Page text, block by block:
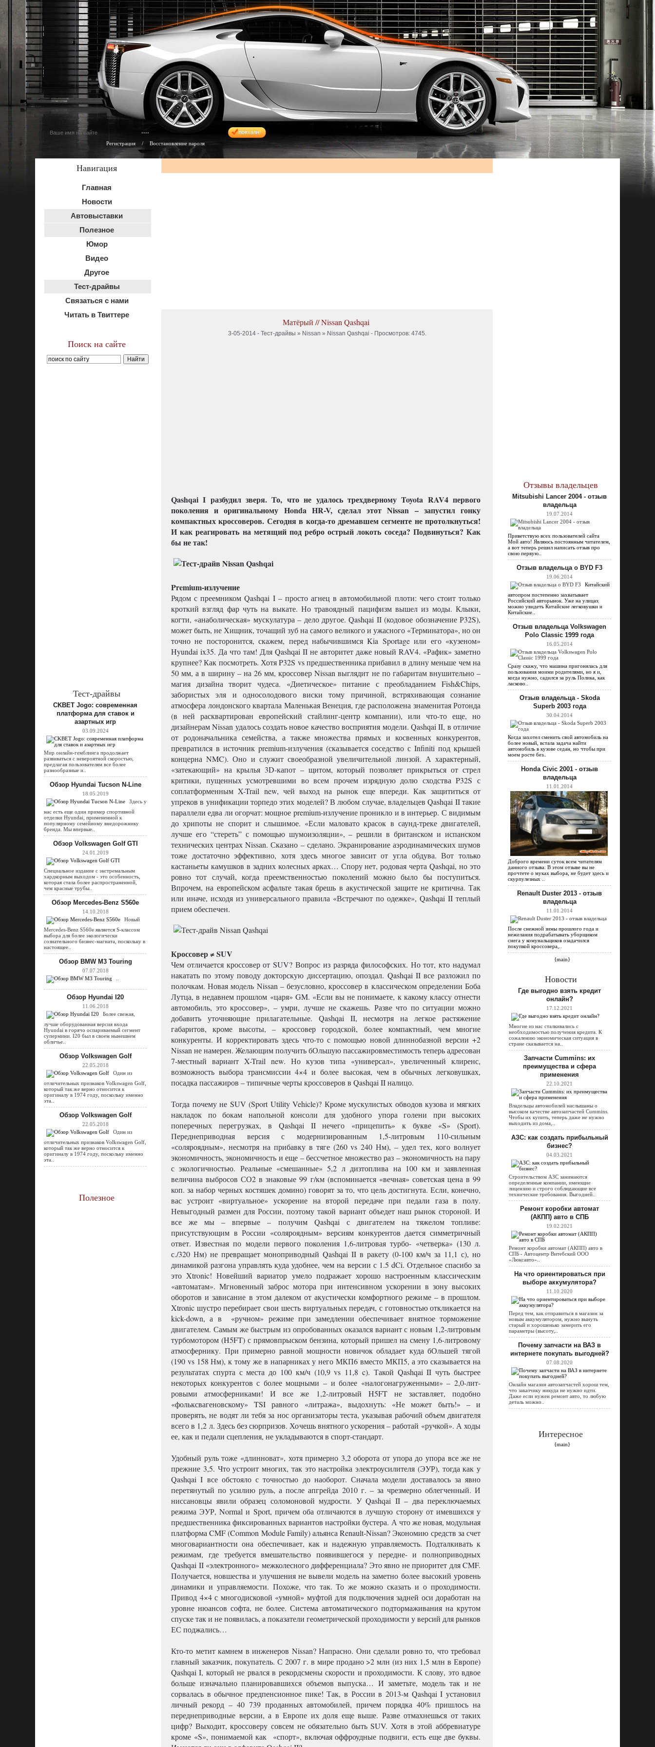
Регистрация / Восстановление пароля
Навигация
Главная
Новости
Автовыставки
Полезное
Юмор
Видео
Другое
Тест-драйвы
Связаться с нами
Читать в Твиттере
Поиск на сайте
Тест-драйвы
CKBET Jogo: современная
платформа для ставок и
азартных игр
03.09.2024
Мир онлайн-гемблинга продолжает
развиваться с невероятной скоростью,
предлагая пользователям все более
разнообразные и..
Обзор Hyundai Tucson N-Line
18.05.2019
Здесь у
нас есть еще один пример спортивной
отделки Hyundai, примененной к
популярному семейному внедорожнику
бренда. Мы впервые..
Обзор Volkswagen Golf GTI
24.01.2019
Специальное издание с экстремальным
хардкорным выходом - это особенность,
которая стала более распространенной,
чем красные трубы..
Обзор Mercedes-Benz S560e
14.10.2018
Новый
Mercedes-Benz S560e является S-классом
выбора для более экологически
сознательного бизнес-магната, поскольку в
настоящее..
Обзор BMW M3 Touring
07.07.2018
Обзор Hyundai I20
11.06.2018
Более свежая,
лучше оборудованная версия входа
Hyundai в горячо оспариваемый сегмент
супермини. I20 был в своем нынешнем
обличье..
Обзор Volkswagen Golf
22.05.2018
Один из
отличительных признаков Volkswagen Golf,
который так же верно относится к
оригиналу в 1974 году, поскольку именно
эта..
Обзор Volkswagen Golf
22.05.2018
Один из
отличительных признаков Volkswagen Golf,
который так же верно относится к
оригиналу в 1974 году, поскольку именно
эта..
Полезное
Матёрый // Nissan Qashqai
3-05-2014 - Тест-драйвы » Nissan » Nissan Qashqai - Просмотров: 4745.
Qashqai I разбудил зверя. То, что не удалось трехдверному Toyota RAV4 первого
поколения и оригинальному Honda HR-V, сделал этот Nissan – запустил гонку
компактных кроссоверов. Сегодня в когда-то дремавшем сегменте не протолкнуться!
И как реагировать на метящий под ребро острый локоть соседа? Подвинуться? Как
бы не так!
Premium-излучение
Рядом с преемником Qashqai I – просто агнец в автомобильной плоти: чего стоит только
кроткий взгляд фар чуть на выкате. Но травоядный пацифизм вышел из моды. Клыки,
когти, «анаболическая» мускулатура – дело другое. Qashqai II (кодовое обозначение Р32S),
может быть, не Хищник, точащий зуб на самого великого и ужасного «Терминатора», но он
точно не посторонится, скажем, перед набычившимся Kia Sportage или его «кузеном»
Hyundai ix35. Да что там! Для Qashqai II не авторитет даже новый RAV4. «Рафик» заметно
крупнее? Как посмотреть. Хотя P32S vs предшественника прибавил в длину меньше чем на
50 мм, а в ширину – на 26 мм, кроссовер Nissan выглядит не по габаритам внушительно –
магия дизайна творит чудеса. «Диетическое» питание с преобладанием Fish&Chips,
забористых эля и односолодового виски тому причиной, встряхивающая сознание
атмосфера лондонского квартала Маленькая Венеция, где расположена знаменитая Ротонда
(в ней расквартирован европейский стайлинг-центр компании), или что-то еще, но
дизайнерам Nissan удалось создать новое качество восприятия модели. Qashqai II, в отличие
от родоначальника семейства, а также множества прямых и косвенных конкурентов,
превратился в источник premium-излучения (сказывается соседство с Infiniti под крышей
концерна NMC). Оно и служит своеобразной увеличительной линзой. А характерный,
«затекающий» на крылья 3D-капот – щитом, который позволяет прикрыться от стрел
критики, пущенных усмотревшими во всем прочем изрядную долю сходства P32S с
соплатформенным X-Trail new, чей выход на рынок еще впереди. Как защититься от
упреков в унификации торпедо этих моделей? В любом случае, владельцев Qashqai II такие
параллели едва ли огорчат: мощное premium-излучение проникло и в интерьер. С видимым
до хрипоты не спорит и слышимое. «Если маловато красок в саунд-треке двигателей,
лучше его “стереть” с помощью шумоизоляции», – решили в британском и испанском
технических центрах Nissan. Сказано – сделано. Экранирование аэродинамических шумов
тоже достаточно эффективно, хотя здесь многое зависит от угла обдува. Вот только
кастаньеты камушков в задних колесных арках… Спору нет, родовая черта Qashqai, но это
ровно тот случай, когда преемственностью поколений можно было бы поступиться.
Впрочем, на европейском асфальте такая брешь в акустической защите не критична. Так
или иначе, исходя из универсального правила «Встречают по одежке», Qashqai II теплый
прием обеспечен.
Кроссовер ≠ SUV
Чем отличается кроссовер от SUV? Вопрос из разряда философских. Но тот, кто надумал
накатать по этому поводу докторскую диссертацию, опоздал. Qashqai II все разложил по
полочкам. Новая модель Nissan – безусловно, кроссовер в классическом определении Боба
Лутца, в недавнем прошлом «царя» GM. «Если вы не понимаете, к какому классу отнести
автомобиль, это кроссовер», – умри, лучше не скажешь. Разве что по ситуации можно
добавить уточняющие прилагательные. Qashqai II, несмотря на легкое растяжение
габаритов, кроме высоты, – кроссовер городской, более компактный, чем многие
конкуренты. И корректировать здесь что-то с помощью новой длиннобазной версии +2
Nissan не намерен. Желающим получить бОльшую пассажировместимость теперь адресован
7-местный вариант X-Trail new. Но кузов типа «универсал», увеличенный клиренс,
возможность выбора трансмиссии 4×4 и более высокая, чем в обычных легковушках,
посадка пассажиров – типичные черты кроссоверов в Qashqai II налицо.
Тогда почему не SUV (Sport Utility Vehicle)? Кроме мускулистых обводов кузова и мягких
накладок по бокам напольной консоли для удобного упора голени при высоких
поперечных перегрузках, в Qashqai II нечего «прицепить» к букве «S» (Sport).
Переднеприводная версия с модернизированным 1,5-литровым 110-сильным
«соляроядным», несмотря на прибавку в тяге (260 vs 240 Нм), – удел тех, кого волнует
экономичность, экономичность и еще – бессчетное множество раз – экономичность на пару
с экологичностью. Реальные «смешанные» 5,2 л дизтоплива на 100 км и заявленная
величина выбросов СО2 в знаковые 99 г/км (вспоминается «вечная» советская цена в 99
коп. за набор черных костяшек домино) говорят за то, что цель достигнута. Если, конечно,
вас устроит «виртуальное» ускорение на второй передаче при педали газа в полу.
Невыгодный размен для России, поэтому такой вариант объедет наш рынок стороной. И
все же мы – впервые – получим Qashqai с двигателем на тяжелом топливе:
присутствующим в России «соляроядным» версиям конкурентов дается симметричный
ответ. Известная по модели первого поколения 1,6-литровая турбо- «четверка» (130 л.
с./320 Нм) не превращает моноприводный Qashqai II в ракету (0-100 км/ч за 11,1 с), но
динамикой разгона управлять куда удобнее, чем на версии с 1.5 dCi. Отдельное спасибо за
это Xtronic! Новейший вариатор умело подражает хорошо настроенным классическим
«автоматам». Мгновенный заброс мотора при интенсивном ускорении в зону высоких
оборотов и зависание в этом далеком от акустически комфортного режиме – в прошлом.
Xtronic шустро перебирает свои шесть виртуальных передач, с готовностью откликается на
kick-down, а в «ручном» режиме при замедлении обеспечивает внятное торможение
двигателем. Самым же быстрым из опробованных оказался вариант с новым 1,2-литровым
турбомотором (H5FT) с прямовпрыском бензина, который пришел на смену 1,6-литровому
атмосфернику. При примерно равной мощности новичок обладает куда бОльшей тягой
(190 vs 158 Нм), к тому же в напарниках у него МКП6 вместо МКП5, а это сказывается на
результатах спурта с места до 100 км/ч (10,9 vs 11,8 c). Такой Qashqai II чуть быстрее
некоторых конкурентов с более мощными – и более «налогонагруженными» – 2,0-лит-
ровыми атмосферниками! И все же 1,2-литровый H5FT не заставляет, подобно
«фольксвагеновскому» TSI равного «литража», выдохнуть: «Не может быть!» – и
проверять, не водят ли тебя за нос организаторы теста, указывая рабочий объем двигателя
всего в 1,2 л. Здесь без сюрпризов. Хочешь внятного ускорения – работай «ручкой». А ходы
ее, как и педали сцепления, не укладываются в спорт-стандарт.
Удобный руль тоже «длинноват», хотя примерно 3,2 оборота от упора до упора все же не
прежние 3,5. Что устроит многих, так это настройка электроусилителя (ЭУР), тогда как у
Qashqai I все обстояло с точностью до наоборот. Сначала модели доставалось за явно
перетянутый по усилию руль, а после апгрейда 2010 г. – за чрезмерно облегченный. И
ниссановцы явили образец соломоновой мудрости. У Qashqai II – два переключаемых
режима ЭУР, Normal и Sport, причем оба отличаются в лучшую сторону от имевшихся у
предшественника фиксированных вариантов настройки бустера. А что же новая, модульная
платформа CMF (Common Module Family) альянса Renault-Nissan? Экономию средств за счет
многовариантности она обеспечивает, как и надежную управляемость. Подталкивать к
режимам, где требуется вмешательство появившегося у передне- и полноприводных
Qashqai II «электронного» межколесного дифференциала? Это явно не приоритет для CMF.
Получается, новшества и улучшения не вывели модель на заметно более высокий уровень
динамики и управляемости. Похоже, что так. То же можно сказать и о проходимости.
Привод 4×4 с многодисковой «умной» муфтой для подключения задней оси доработан на
уровне нюансов софта, не более. Система автоматического подтормаживания на крутом
спуске так и не появилась, а показатели геометрической проходимости у версий для рынков
ЕС поджались…
Кто-то метит камнем в инженеров Nissan? Напрасно. Они сделали ровно то, что требовал
главный заказчик, покупатель. С 2007 г. в мире продано >2 млн (из них 1,5 млн в Европе)
Qashqai I, который не рвался в рекордсмены скорости и проходимости. К слову, это вдвое
больше изначально планировавшихся объемов выпуска… И заметьте, модель так и не
сорвалась в обычное предпенсионное пике! Так, в России в 2013-м Qashqai I установил
личный рекорд – 40 739 проданных автомобилей, причем порядка 40% пришлось на
переднеприводные версии, а в Европе их доля еще выше. Разве отмахнешься от таких
цифр? Выходит, кроссоверу совсем не обязательно быть SUV. Хотя в этой аббревиатуре
кроме «S», понимаемой как «спорт», включая оффроудные подвиги, есть еще две буквы.
Отзывы владельцев
Mitsubishi Lancer 2004 - отзыв
владельца
19.07.2014
Приветствую всех пользователей сайта
Мой авто! Являюсь постоянным читателем,
а вот теперь решил написать отзыв про
свою первую..
Отзыв владельца о BYD F3
19.06.2014
Китайский
автопром постепенно захватывает
Российский авторынок. Уже на улицах
можно увидеть Китайские легковушки и
Китайские..
Отзыв владельца Volkswagen
Polo Classic 1999 года
16.05.2014
Сразу скажу, что машина пригонялась для
пользования моими родителями, но я и,
когда нужно, садился за руль Полика, как
ласково..
Отзыв владельца - Skoda
Superb 2003 года
30.04.2014
Когда захотел сменить свой автомобиль на
более новый, встала задача найти
автомобиль в кузове седан, но чтобы при
моем росте без..
Honda Civic 2001 - отзыв
владельца
11.01.2014
Доброго времени суток всем читателям
данного отзыва. В этом отзыве вы не
прочтете о муках выбора, не будет здесь и
скурпулезных ..
Renault Duster 2013 - отзыв
владельца
11.01.2014
После снежной зимы прошлого года и
нежелания подрабатывать уборщиком
снега у комунальщиков озадачился
покупкой кроссовера,..
{main}
Новости
Где выгодно взять кредит
онлайн?
17.12.2021
Многие из нас сталкивались с
необходимостью получения кредита. К
сожалению экономическая ситуация в
стране сказывается на..
Запчасти Cummins: их
преимущества и сфера
применения
22.10.2021
Владельцы автомобилей наслышаны о
высоком качестве автозапчастей Cummins.
Чтобы их купить, теперь даже не нужно
выходить из дома,..
АЗС: как создать прибыльный
бизнес?
04.03.2021
Строительством АЗС занимаются
определенные компании, имеющие
лицензию и строго соблюдающие все
технические требования. Выгодней..
Ремонт коробки автомат
(АКПП) авто в СПБ
19.02.2021
Ремонт коробки автомат (АКПП) авто в
СПБ - Автоцентр Витебский ООО
«Люксавто»..
На что ориентироваться при
выборе аккумулятора?
11.10.2020
Перед тем, как отправиться в магазин за
новым аккумулятором, нужно вынуть
старый и хорошенько замерить его
параметры (высоту,..
Почему запчасти на ВАЗ в
интернете покупать выгодней?
07.08.2020
Онлайн магазин автозапчастей хорош тем,
что заказчику никуда не нужно идти.
Даже если нужен ремонт авто, то любую
деталь можно..
Интересное
{main}